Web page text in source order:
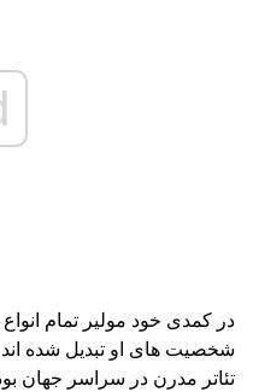
در کمدی خود مولیر تمام
شخصیت های او تبدیل شده
تئاتر مدرن در سراسر جهان